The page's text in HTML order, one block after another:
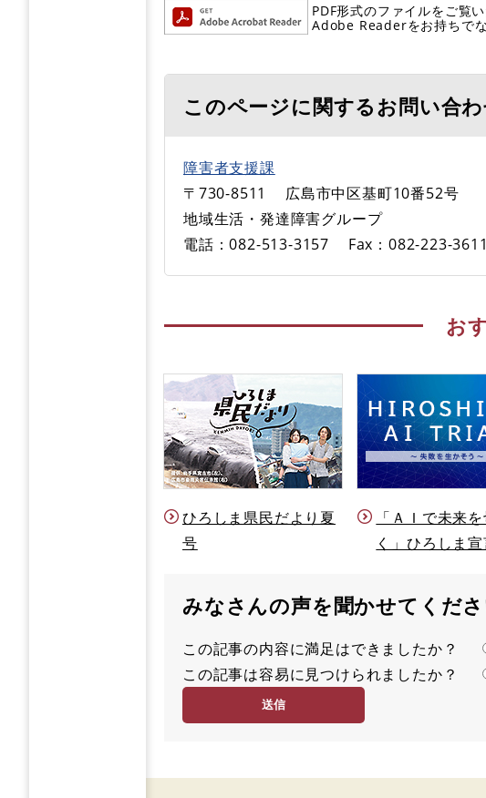
PDF形式のファイルをご覧
Adobe Readerをお持ちで
このページに関するお問い合
障害者支援課
〒730-8511
広島市中区基町10番52号
地域生活・発達障害グループ
電話：082-513-3157
Fax：082-223-3611
お
ひろしま県民だより夏
号
「ＡＩで未来
く」ひろしま
みなさんの声を聞かせてくだ
満
足
この記事の内容に満足はできましたか？
容
度
この記事は容易に見つけられましたか？